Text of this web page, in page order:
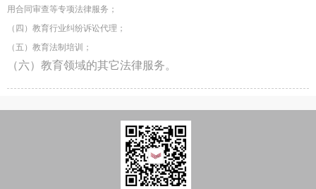
用合同审查等专项法律服务；
（四）教育行业纠纷诉讼代理；
（五）教育法制培训；
（六）教育领域的其它法律服务。